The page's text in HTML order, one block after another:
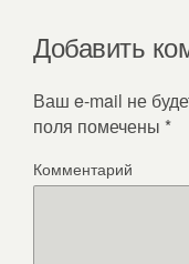
Добавить
Ваш e-mail не
поля помечены *
Комментарий